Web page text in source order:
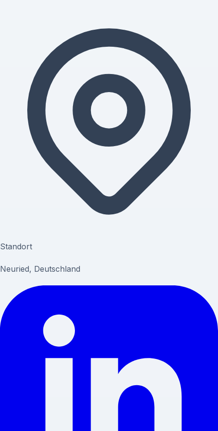
Standort
Neuried, Deutschland